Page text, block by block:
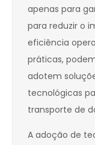
apenas para
para reduzir o
eficiência
práticas,
adotem
tecnológicas
transporte de
A adoção de